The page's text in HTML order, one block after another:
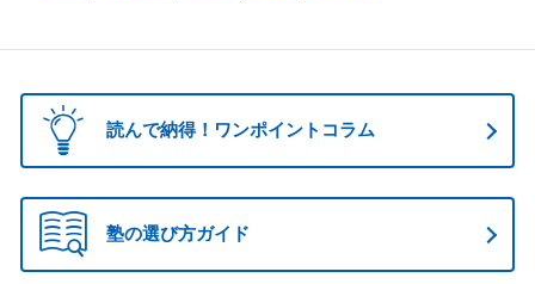
読んで納得！ワンポイントコラム
塾の選び方ガイド